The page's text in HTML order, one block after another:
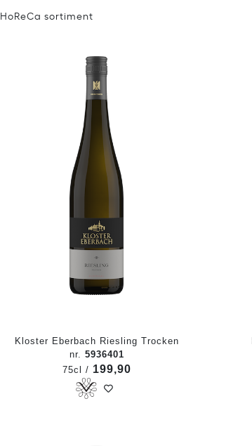
HoReCa sortiment
Kloster Eberbach Riesling Trocken
nr. 5936401
75cl / 199,90